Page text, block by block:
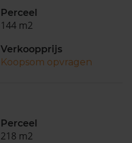
Perceel
144 m2
Verkoopprijs
Koopsom opvragen
Perceel
218 m2